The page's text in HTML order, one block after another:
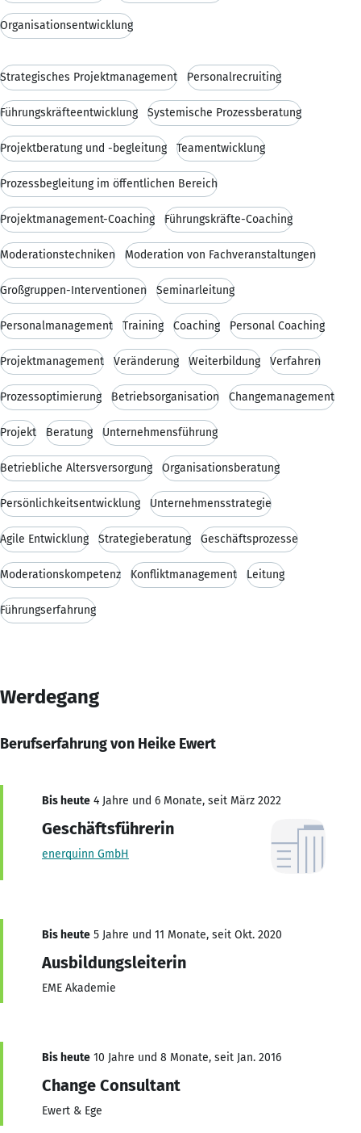
Organisationsentwicklung
Strategisches Projektmanagement Personalrecruiting
Führungskräfteentwicklung Systemische Prozessberatung
Projektberatung und -begleitung Teamentwicklung
Prozessbegleitung im öffentlichen Bereich
Projektmanagement-Coaching Führungskräfte-Coaching
Moderationstechniken Moderation von Fachveranstaltungen
Großgruppen-Interventionen Seminarleitung
Personalmanagement Training Coaching Personal Coaching
Projektmanagement Veränderung Weiterbildung Verfahren
Prozessoptimierung Betriebsorganisation Changemanagement
Projekt Beratung Unternehmensführung
Betriebliche Altersversorgung Organisationsberatung
Persönlichkeitsentwicklung Unternehmensstrategie
Agile Entwicklung Strategieberatung Geschäftsprozesse
Moderationskompetenz Konfliktmanagement Leitung
Führungserfahrung
Werdegang
Berufserfahrung von Heike Ewert
Bis heute 4 Jahre und 6 Monate, seit März 2022
Geschäftsführerin
enerquinn GmbH
Bis heute 5 Jahre und 11 Monate, seit Okt. 2020
Ausbildungsleiterin
EME Akademie
Bis heute 10 Jahre und 8 Monate, seit Jan. 2016
Change Consultant
Ewert & Ege